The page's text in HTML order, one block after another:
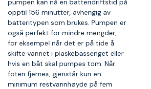
pumpen kan nå en batteridriftstid på
opptil 156 minutter, avhengig av
batteritypen som brukes. Pumpen er
også perfekt for mindre mengder,
for eksempel når det er på tide å
skifte vannet i plaskebassenget eller
hvis en båt skal pumpes tom. Når
foten fjernes, gjenstår kun en
minimum restvannhøyde på fem